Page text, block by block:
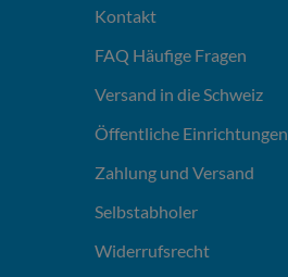
Kontakt
FAQ Häufige Fragen
Versand in die Schweiz
Öffentliche Einrichtungen
Zahlung und Versand
Selbstabholer
Widerrufsrecht